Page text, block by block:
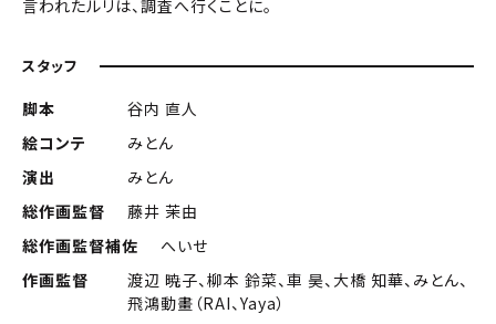
言われたルリは、調査へ行くことに。
スタッフ
脚本
谷内 直人
絵コンテ
みとん
演出
みとん
総作画監督
藤井 茉由
総作画監督補佐
へいせ
作画監督
渡辺 暁子、柳本 鈴菜、車 昊、大橋 知華、みとん、
飛鴻動畫（RAI、Yaya）